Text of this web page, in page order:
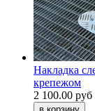
Накладка
крепежом
2 100.00 руб